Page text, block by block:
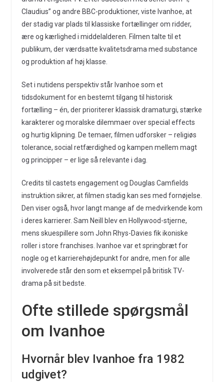
Claudius” og andre BBC-produktioner, viste Ivanhoe, at
der stadig var plads til klassiske fortællinger om ridder,
ære og kærlighed i middelalderen. Filmen talte til et
publikum, der værdsatte kvalitetsdrama med substance
og produktion af høj klasse.
Set i nutidens perspektiv står Ivanhoe som et
tidsdokument for en bestemt tilgang til historisk
fortælling – én, der prioriterer klassisk dramaturgi, stærke
karakterer og moralske dilemmaer over special effects
og hurtig klipning. De temaer, filmen udforsker – religiøs
tolerance, social retfærdighed og kampen mellem magt
og principper – er lige så relevante i dag.
Credits til castets engagement og Douglas Camfields
instruktion sikrer, at filmen stadig kan ses med fornøjelse.
Den viser også, hvor langt mange af de medvirkende kom
i deres karrierer. Sam Neill blev en Hollywood-stjerne,
mens skuespillere som John Rhys-Davies fik ikoniske
roller i store franchises. Ivanhoe var et springbræt for
nogle og et karrierehøjdepunkt for andre, men for alle
involverede står den som et eksempel på britisk TV-
drama på sit bedste.
Ofte stillede spørgsmål
om Ivanhoe
Hvornår blev Ivanhoe fra 1982
udgivet?